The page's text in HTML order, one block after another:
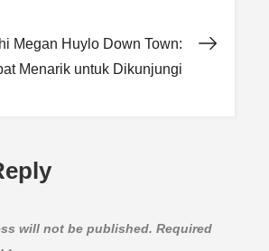
Megan Huylo Down Town:
Menarik untuk Dikunjungi
will not be published. Required